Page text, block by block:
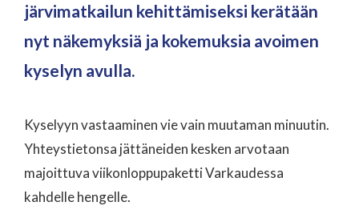
järvimatkailun kehittämiseksi kerätään
nyt näkemyksiä ja kokemuksia avoimen
kyselyn avulla.
Kyselyyn vastaaminen vie vain muutaman minuutin.
Yhteystietonsa jättäneiden kesken arvotaan
majoittuva viikonloppupaketti Varkaudessa
kahdelle hengelle.